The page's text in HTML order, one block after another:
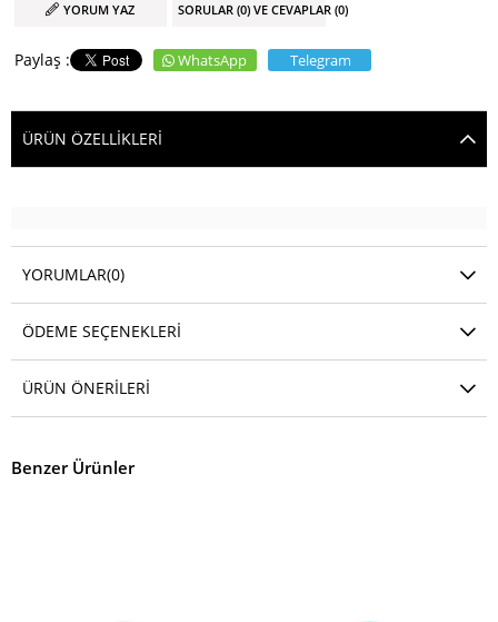
YORUM YAZ SORULAR (0) VE CEVAPLAR (0)
WhatsApp Telegram
ÜRÜN ÖZELLIKLERI
YORUMLAR(0)
ÖDEME SEÇENEKLERI
ÜRÜN ÖNERILERI
Benzer Ürünler